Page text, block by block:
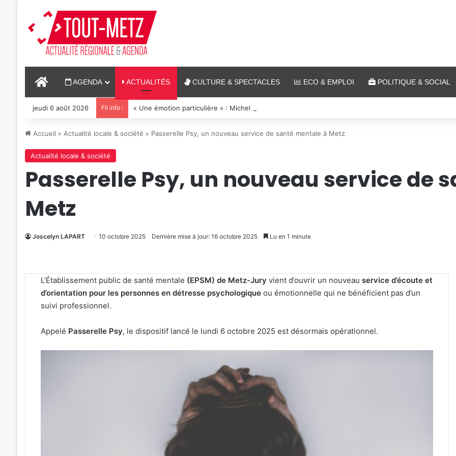
ACCUEILAGENDA ACTUALITÉS CULTURE & SPECTACLES ECO & EMPLOI POLITIQUE & SOCIAL
jeudi 6 août 2026 Fil info : « Une émotion particulière » : Michel Roth en cuisine pour le grand dîner caritatif de la FIM 2026
Accueil > Actualité locale & société > Passerelle Psy, un nouveau service de santé mentale à Metz
Actualité locale & société
Passerelle Psy, un nouveau service de
Metz
Joscelyn LAPART 10 octobre 2025 Dernière mise à jour: 16 octobre 2025 Lu en 1 minute
L’Établissement public de santé mentale (EPSM) de Metz-Jury vient d’ouvrir un nouveau service d’écoute et
d’orientation pour les personnes en détresse psychologiqueou émotionnelle qui ne bénéficient pas d’un
suivi professionnel.
Appelé Passerelle Psy, le dispositif lancé le lundi 6 octobre 2025 est désormais opérationnel.